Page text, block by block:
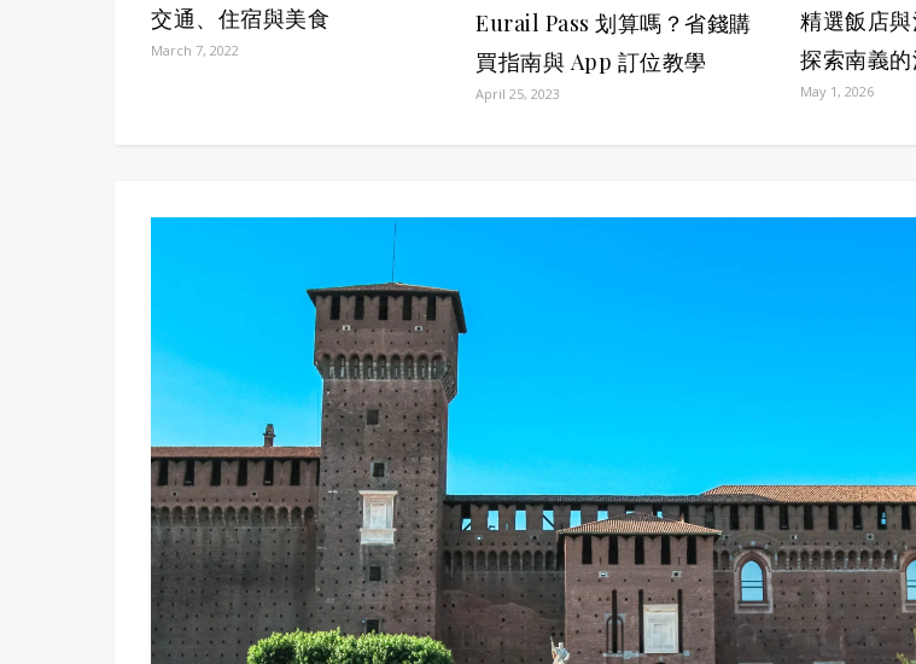
交通、住宿與美食
March 7, 2022
Eurail Pass 划算嗎？省錢購
買指南與 App 訂位教學
April 25, 2023
精選飯店與
探索南義
May 1, 2026